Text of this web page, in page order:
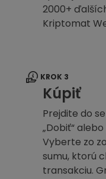
2000+
Kriptomat
KROK 3
Kúpiť
Prejdite do
„Dobiť“
Vyberte zo
sumu, ktorú
transakciu.